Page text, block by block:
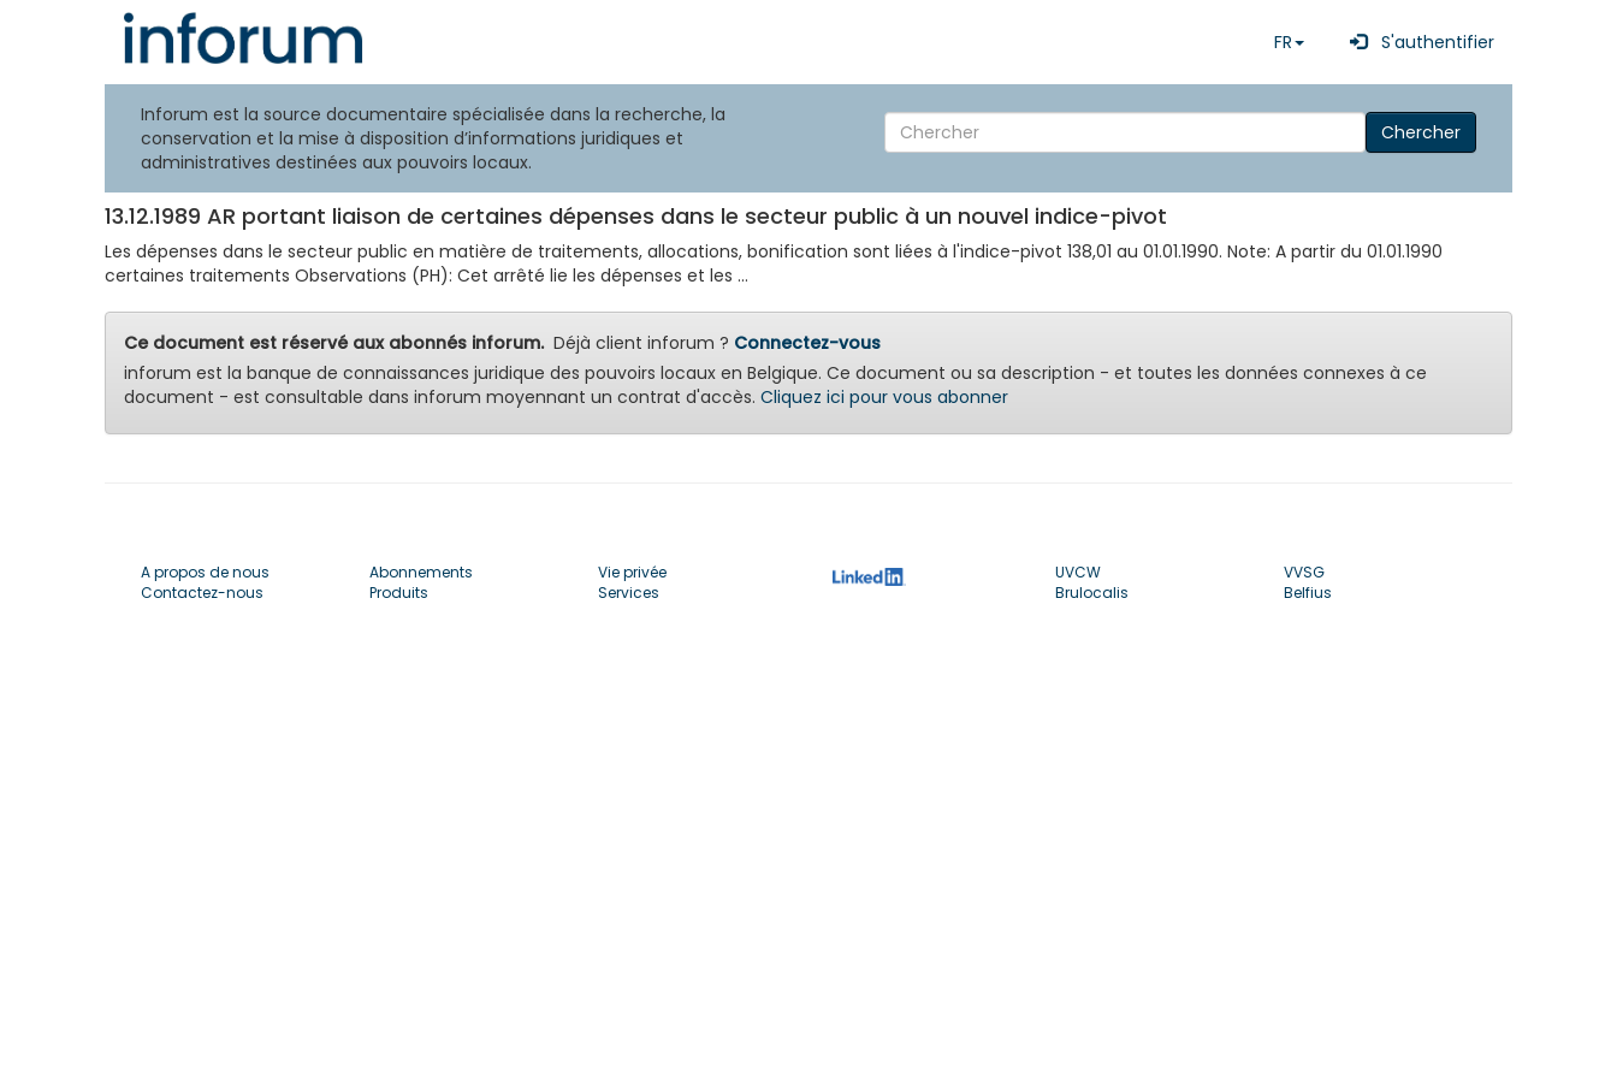
FR S'authentifier
Inforum est la source documentaire spécialisée dans la recherche, la
conservation et la mise à disposition d’informations juridiques et
administratives destinées aux pouvoirs locaux.
Chercher
13.12.1989 AR portant liaison de certaines dépenses dans le secteur public à un nouvel indice-pivot
Les dépenses dans le secteur public en matière de traitements, allocations, bonification sont liées à l'indice-pivot 138,01 au 01.01.1990. Note: A partir du 01.01.1990
certaines traitements Observations (PH): Cet arrêté lie les dépenses et les ...
Ce document est réservé aux abonnés inforum.Déjà client inforum ? Connectez-vous
inforum est la banque de connaissances juridique des pouvoirs locaux en Belgique. Ce document ou sa description - et toutes les données connexes à ce
document - est consultable dans inforum moyennant un contrat d'accès. Cliquez ici pour vous abonner
A propos de nous
Contactez-nous
Abonnements
Produits
Vie privée
Services
UVCW
Brulocalis
VVSG
Belfius